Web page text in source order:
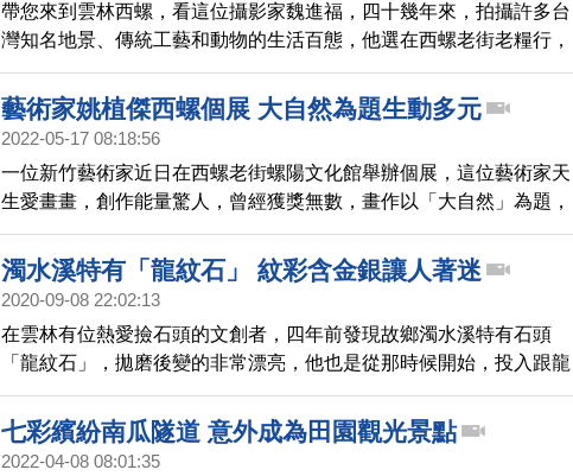
帶您來到雲林西螺，看這位攝影家魏進福，四十幾年來，拍攝許多台
灣知名地景、傳統工藝和動物的生活百態，他選在西螺老街老糧行，
舉辦迷你攝影展，雖然展出作品不多，但充滿張力與生命力。
藝術家姚植傑西螺個展 大自然為題生動多元
2022-05-17 08:18:56
一位新竹藝術家近日在西螺老街螺陽文化館舉辦個展，這位藝術家天
生愛畫畫，創作能量驚人，曾經獲獎無數，畫作以「大自然」為題，
一起來欣賞他的創作。
濁水溪特有「龍紋石」 紋彩含金銀讓人著迷
2020-09-08 22:02:13
在雲林有位熱愛撿石頭的文創者，四年前發現故鄉濁水溪特有石頭
「龍紋石」，拋磨後變的非常漂亮，他也是從那時候開始，投入跟龍
紋石有關的藝術創作，希望有一天龍紋石能成為西螺特色。
七彩繽紛南瓜隧道 意外成為田園觀光景點
2022-04-08 08:01:35